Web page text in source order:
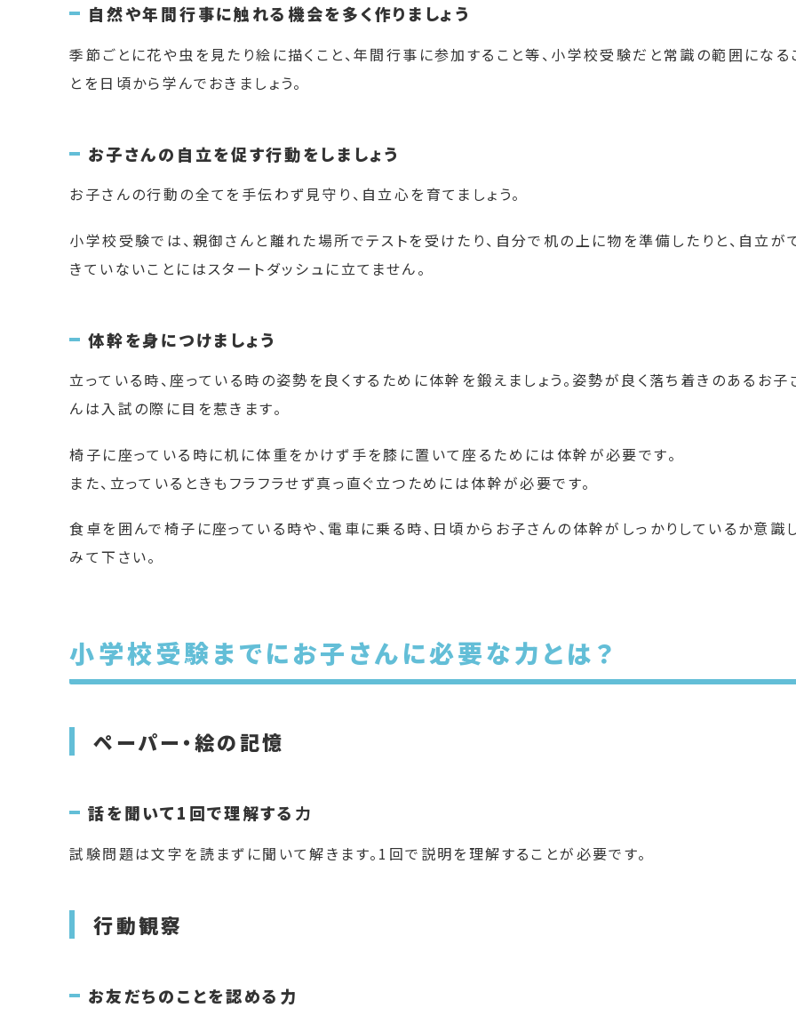
自然や年間行事に触れる機会を多く作りましょう
季節ごとに花や虫を見たり絵に描くこと、年間行事に参加すること等、小学校受験だと常識の範囲になる
とを日頃から学んでおきましょう。
お子さんの自立を促す行動をしましょう
お子さんの行動の全てを手伝わず見守り、自立心を育てましょう。
小学校受験では、親御さんと離れた場所でテストを受けたり、自分で机の上に物を準備したりと、自立が
きていないことにはスタートダッシュに立てません。
体幹を身につけましょう
立っている時、座っている時の姿勢を良くするために体幹を鍛えましょう。姿勢が良く落ち着きのあるお子
んは入試の際に目を惹きます。
椅子に座っている時に机に体重をかけず手を膝に置いて座るためには体幹が必要です。
また、立っているときもフラフラせず真っ直ぐ立つためには体幹が必要です。
食卓を囲んで椅子に座っている時や、電車に乗る時、日頃からお子さんの体幹がしっかりしているか意識
みて下さい。
小学校受験までにお子さんに必要な力とは？
ペーパー・絵の記憶
話を聞いて1回で理解する 力
試験問題は文字を読まずに聞いて解きます。1回で説明を理解することが必要です。
行動観察
お友だちのことを認める力